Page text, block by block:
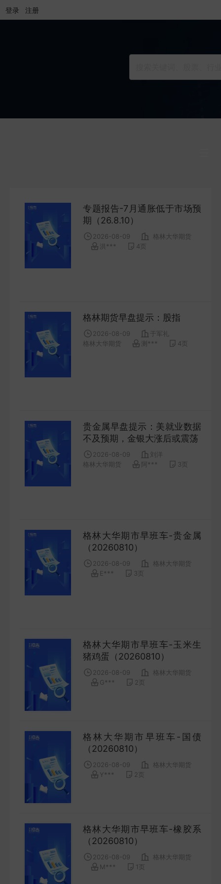
登录 注册
公司研究
COMPANY
宏观策略
MINUTES
ANNUALS
FUTURES
专题报告-7月通胀低于市场预
期（26.8.10）
2026-08-09
格林大华期货
洪***
4 页
格林期货早盘提示：股指
2026-08-09
于军礼
格林大华期货
测*** 4 页
贵金属早盘提示：美就业数据
不及预期，金银大涨后或震荡
2026-08-09
刘洋
格林大华期货
阿*** 3 页
格林大华期市早班车-贵金属
（20260810）
2026-08-09
格林大华期货
E***
3 页
格林大华期市早班车-玉米生
猪鸡蛋（20260810）
2026-08-09
格林大华期货
G***
2 页
格林大华期市早班车-国债
（20260810）
2026-08-09
格林大华期货
Y***
2 页
格林大华期市早班车-橡胶系
（20260810）
2026-08-09
格林大华期货
M***
1 页